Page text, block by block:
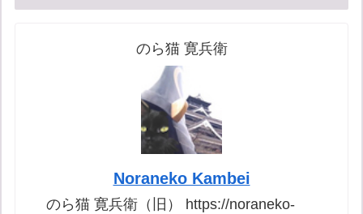
のら猫 寛兵衛
Noraneko Kambei
のら猫 寛兵衛（旧） https://noraneko-